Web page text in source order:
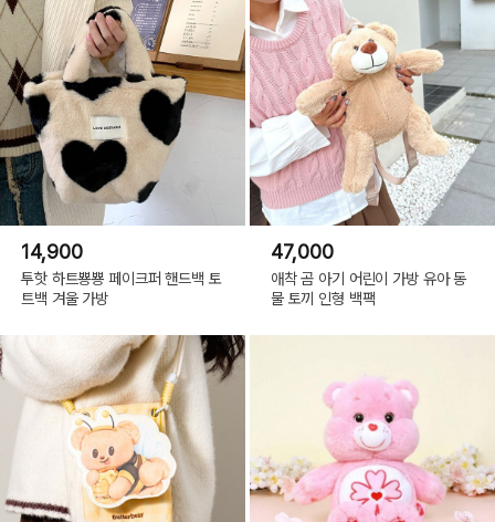
14,900
투핫 하트뿅뿅 페이크퍼 핸드백 토
트백 겨울 가방
47,000
애착 곰 아기 어린이 가방 유아 동
물 토끼 인형 백팩